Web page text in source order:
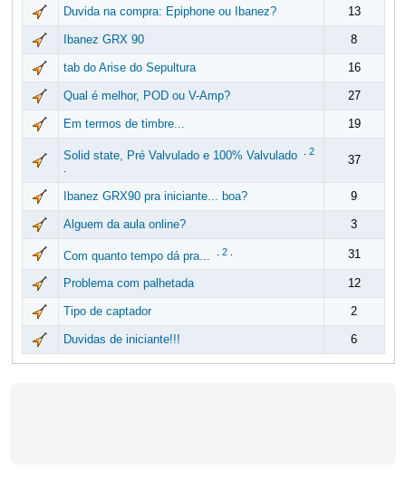
Duvida na compra: Epiphone ou Ibanez? 13
Ibanez GRX 90 8
tab do Arise do Sepultura 16
Qual é melhor, POD ou V-Amp? 27
Em termos de timbre... 19
Solid state, Pré Valvulado e 100% Valvulado
2
37
Ibanez GRX90 pra iniciante... boa? 9
Alguem da aula online? 3
Com quanto tempo dá pra... 2. 31
Problema com palhetada 12
Tipo de captador 2
Duvidas de iniciante!!! 6